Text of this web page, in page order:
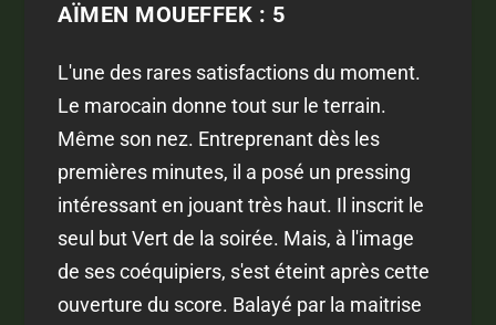
AÏMEN MOUEFFEK : 5
L'une des rares satisfactions du moment.
Le marocain donne tout sur le terrain.
Même son nez. Entreprenant dès les
premières minutes, il a posé un pressing
intéressant en jouant très haut. Il inscrit le
seul but Vert de la soirée. Mais, à l'image
de ses coéquipiers, s'est éteint après cette
ouverture du score. Balayé par la maitrise